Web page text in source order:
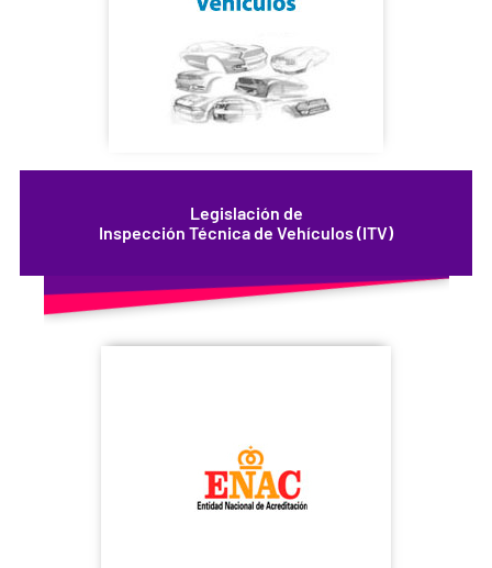
Legislación de
Inspección Técnica de Vehículos (ITV)